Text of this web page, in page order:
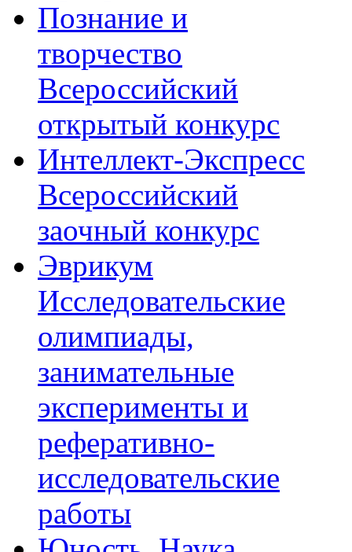
Познание и
творчество
Всероссийский
открытый конкурс
Интеллект-Экспресс
Всероссийский
заочный конкурс
Эврикум
Исследовательские
олимпиады,
занимательные
эксперименты и
реферативно-
исследовательские
работы